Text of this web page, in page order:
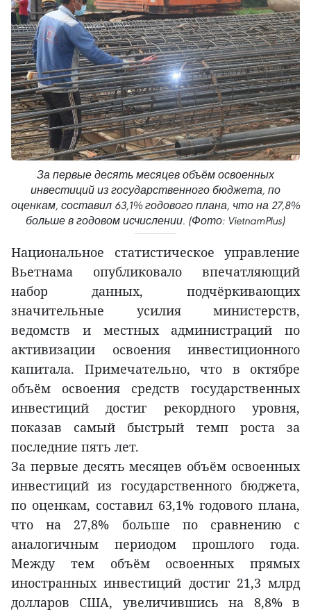
За первые десять месяцев объём освоенных
инвестиций из государственного бюджета, по
оценкам, составил 63,1% годового плана, что на 27,8%
больше в годовом исчислении. (Фото: VietnamPlus)
Национальное статистическое управление
Вьетнама опубликовало впечатляющий
набор данных, подчёркивающих
значительные усилия министерств,
ведомств и местных администраций по
активизации освоения инвестиционного
капитала. Примечательно, что в октябре
объём освоения средств государственных
инвестиций достиг рекордного уровня,
показав самый быстрый темп роста за
последние пять лет.
За первые десять месяцев объём освоенных
инвестиций из государственного бюджета,
по оценкам, составил 63,1% годового плана,
что на 27,8% больше по сравнению с
аналогичным периодом прошлого года.
Между тем объём освоенных прямых
иностранных инвестиций достиг 21,3 млрд
долларов США, увеличившись на 8,8% в